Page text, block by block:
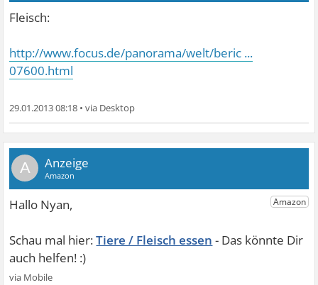
Fleisch:
http://www.focus.de/panorama/welt/beric ...
07600.html
29.01.2013 08:18 •
A
Tiere / Fleisch essen